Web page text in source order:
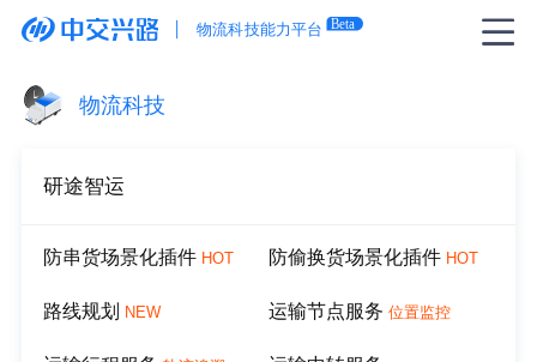
物流科技
研途智运
防串货场景化插件 HOT 防偷换货场景化插件 HOT
路线规划 NEW 运输节点服务 位置监控